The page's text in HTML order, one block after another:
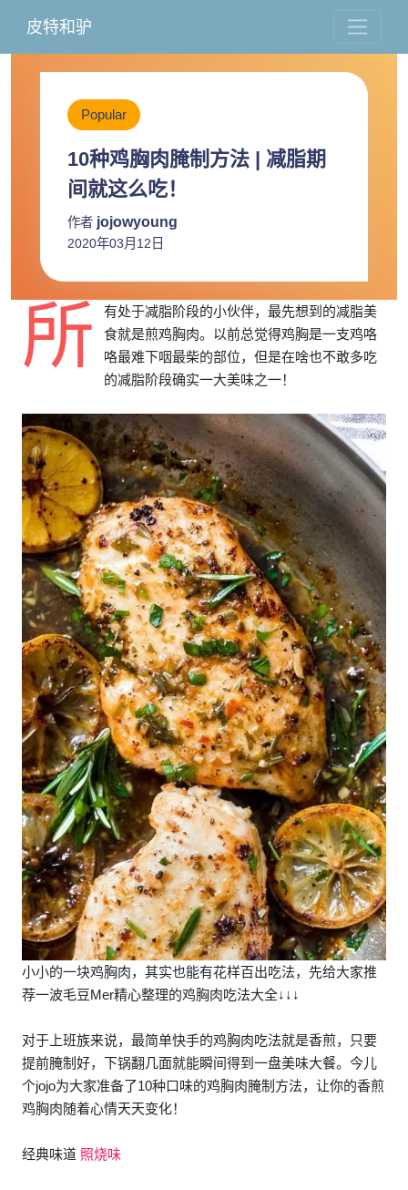
皮特和驴
Popular
10种鸡胸肉腌制方法 | 减脂期
间就这么吃！
作者 jojowyoung
2020年03月12日
所
有处于减脂阶段的小伙伴，最先想到的减脂美
食就是煎鸡胸肉。以前总觉得鸡胸是一支鸡咯
咯最难下咽最柴的部位，但是在啥也不敢多吃
的减脂阶段确实一大美味之一！
小小的一块鸡胸肉，其实也能有花样百出吃法，先给大家推
荐一波毛豆Mer精心整理的鸡胸肉吃法大全↓↓↓
对于上班族来说，最简单快手的鸡胸肉吃法就是香煎，只要
提前腌制好，下锅翻几面就能瞬间得到一盘美味大餐。今儿
个jojo为大家准备了10种口味的鸡胸肉腌制方法，让你的香煎
鸡胸肉随着心情天天变化！
经典味道 照烧味